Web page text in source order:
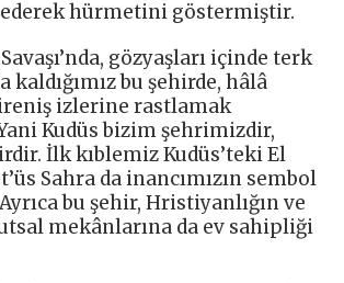
hürmetini göstermiştir.
gözyaşları içinde terk
kaldığımız bu şehirde, hâlâ
izlerine rastlamak
Kudüs bizim şehrimizdir,
İlk kıblemiz Kudüs’teki El
Sahra da inancımızın sembol
bu şehir, Hristiyanlığın ve
mekânlarına da ev sahipliği